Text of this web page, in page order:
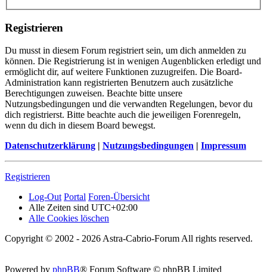
Registrieren
Du musst in diesem Forum registriert sein, um dich anmelden zu
können. Die Registrierung ist in wenigen Augenblicken erledigt und
ermöglicht dir, auf weitere Funktionen zuzugreifen. Die Board-
Administration kann registrierten Benutzern auch zusätzliche
Berechtigungen zuweisen. Beachte bitte unsere
Nutzungsbedingungen und die verwandten Regelungen, bevor du
dich registrierst. Bitte beachte auch die jeweiligen Forenregeln,
wenn du dich in diesem Board bewegst.
Datenschutzerklärung | Nutzungsbedingungen | Impressum
Registrieren
Log-Out Portal Foren-Übersicht
Alle Zeiten sind UTC+02:00
Alle Cookies löschen
Copyright © 2002 - 2026 Astra-Cabrio-Forum All rights reserved.
Powered by phpBB® Forum Software © phpBB Limited